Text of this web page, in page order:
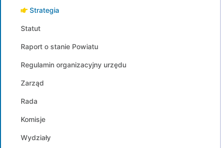
Strategia
Statut
Raport o stanie Powiatu
Regulamin organizacyjny urzędu
Zarząd
Rada
Komisje
Wydziały